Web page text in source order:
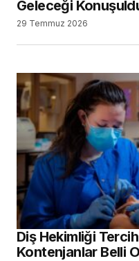
Geleceği
29 Temmuz 2026
Diş Hekimliği
Kontenjanlar Belli